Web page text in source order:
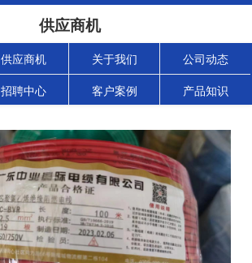
供应商机
供应商机 关于我们 公司动态
招聘中心 客户案例 产品知识